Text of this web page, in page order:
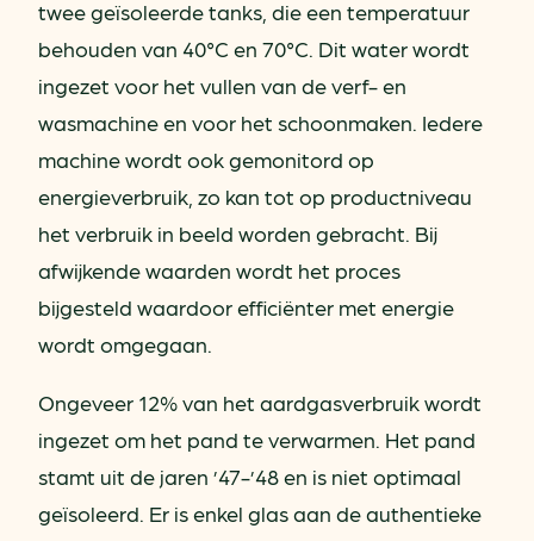
twee geïsoleerde tanks, die een temperatuur
behouden van 40°C en 70°C. Dit water wordt
ingezet voor het vullen van de verf- en
wasmachine en voor het schoonmaken. Iedere
machine wordt ook gemonitord op
energieverbruik, zo kan tot op productniveau
het verbruik in beeld worden gebracht. Bij
afwijkende waarden wordt het proces
bijgesteld waardoor efficiënter met energie
wordt omgegaan.
Ongeveer 12% van het aardgasverbruik wordt
ingezet om het pand te verwarmen. Het pand
stamt uit de jaren ’47-’48 en is niet optimaal
geïsoleerd. Er is enkel glas aan de authentieke